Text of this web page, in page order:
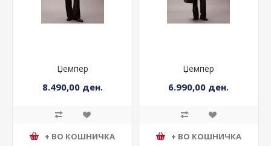
Џемпер
8.490,00 ден.
+ ВО КОШНИЧКА
Џемпер
6.990,00 ден.
+ ВО КОШНИЧКА